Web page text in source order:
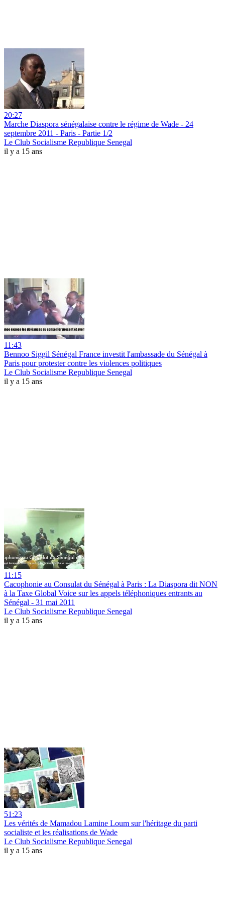
20:27
Marche Diaspora sénégalaise contre le régime de Wade - 24
septembre 2011 - Paris - Partie 1/2
Le Club Socialisme Republique Senegal
il y a 15 ans
11:43
Bennoo Siggil Sénégal France investit l'ambassade du Sénégal à
Paris pour protester contre les violences politiques
Le Club Socialisme Republique Senegal
il y a 15 ans
11:15
Cacophonie au Consulat du Sénégal à Paris : La Diaspora dit NON
à la Taxe Global Voice sur les appels téléphoniques entrants au
Sénégal - 31 mai 2011
Le Club Socialisme Republique Senegal
il y a 15 ans
51:23
Les vérités de Mamadou Lamine Loum sur l'héritage du parti
socialiste et les réalisations de Wade
Le Club Socialisme Republique Senegal
il y a 15 ans